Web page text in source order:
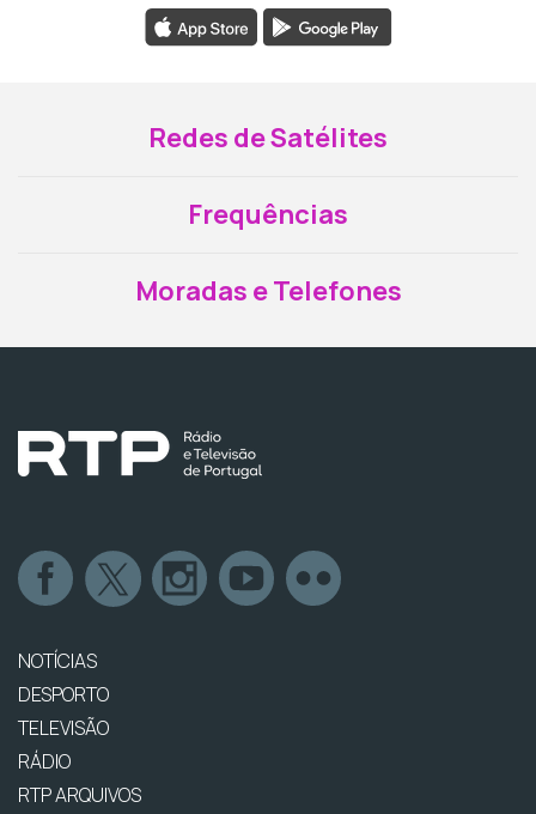
Redes de Satélites
Frequências
Moradas e Telefones
NOTÍCIAS
DESPORTO
TELEVISÃO
RÁDIO
RTP ARQUIVOS